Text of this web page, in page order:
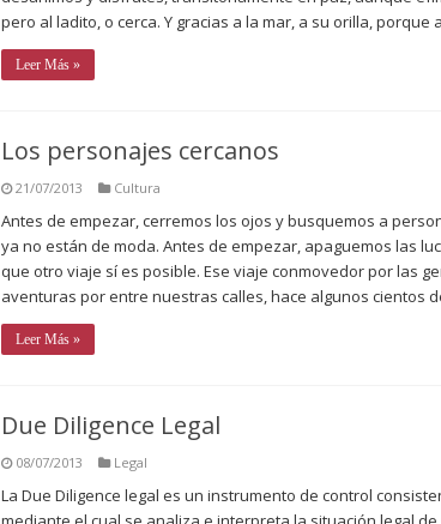
pero al ladito, o cerca. Y gracias a la mar, a su orilla,
Leer Más »
Los personajes cercanos
21/07/2013 Cultura
Antes de empezar, cerremos los ojos y busquemos a
ya no están de moda. Antes de empezar, apaguemos las
que otro viaje sí es posible. Ese viaje conmovedor por las
aventuras por entre nuestras calles, hace algunos cientos
Leer Más »
Due Diligence Legal
08/07/2013 Legal
La Due Diligence legal es un instrumento de control